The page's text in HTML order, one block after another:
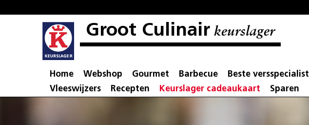
Groot Culinairkeurslager
Home Webshop Gourmet Barbecue Beste versspecialist
Vleeswijzers
Recepten Keurslager cadeaukaart Sparen